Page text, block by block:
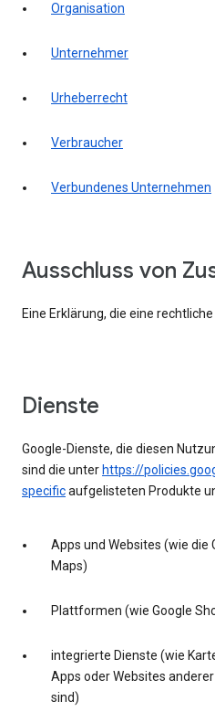
Organisation
Unternehmer
Urheberrecht
Verbraucher
Verbundenes Unternehmen
Ausschluss von
Eine Erklärung, die eine
Dienste
Google-Dienste, die diesen
sind die unter https://
specificaufgelisteten Produkte
Apps und Websites (wie die
Maps)
Plattformen (wie Google
integrierte Dienste (wie
Apps oder Websites
sind)